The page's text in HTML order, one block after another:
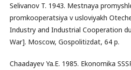
Selivanov T. 1943. Mestnaya
promkooperatsiya v usloviyakh
Industry and Industrial Cooperation
War]. Moscow, Gospolitizdat, 64 p.
Chaadayev Ya.E. 1985. Ekonomika